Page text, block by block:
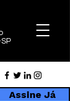
Assine Já